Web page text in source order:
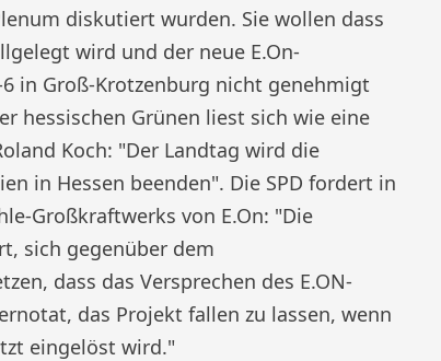
diskutiert wurden. Sie wollen dass
wird und der neue E.On-
in Groß-Krotzenburg nicht genehmigt
hessischen Grünen liest sich wie eine
Koch: "Der Landtag wird die
in Hessen beenden". Die SPD fordert in
Großkraftwerks von E.On: "Die
sich gegenüber dem
dass das Versprechen des E.ON-
das Projekt fallen zu lassen, wenn
eingelöst wird."